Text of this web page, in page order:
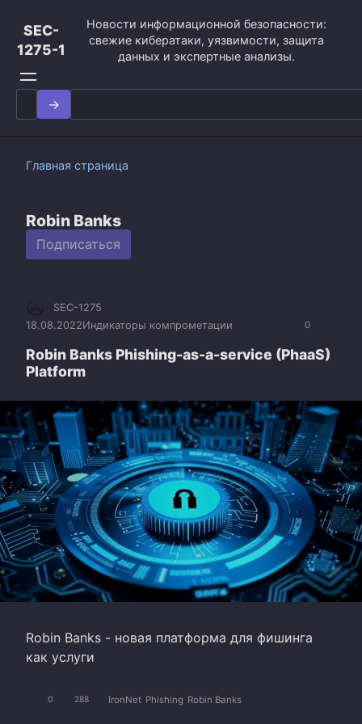
контенту
SEC-
1275-1
Новости информационной безопасности:
свежие кибератаки, уязвимости, защита
данных и экспертные анализы.
Search
for:
Главная страница
Robin Banks
Подписаться
0
SEC-1275
18.08.2022Индикаторы компрометации
Robin Banks Phishing-as-a-service (PhaaS)
Platform
Robin Banks - новая платформа для фишинга
как услуги
0 288 IronNet Phishing Robin Banks